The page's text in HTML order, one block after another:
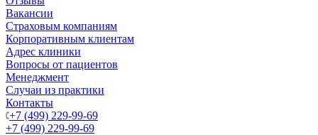
Вакансии
Страховым компаниям
Корпоративным клиентам
Адрес клиники
Вопросы от пациентов
Менеджмент
Случаи из практики
Контакты
+7 (499) 229-99-69
+7 (499) 229-99-69